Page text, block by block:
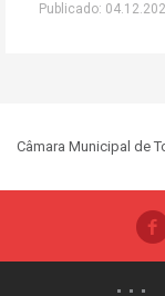
Publicado:
Câmara Municipal de